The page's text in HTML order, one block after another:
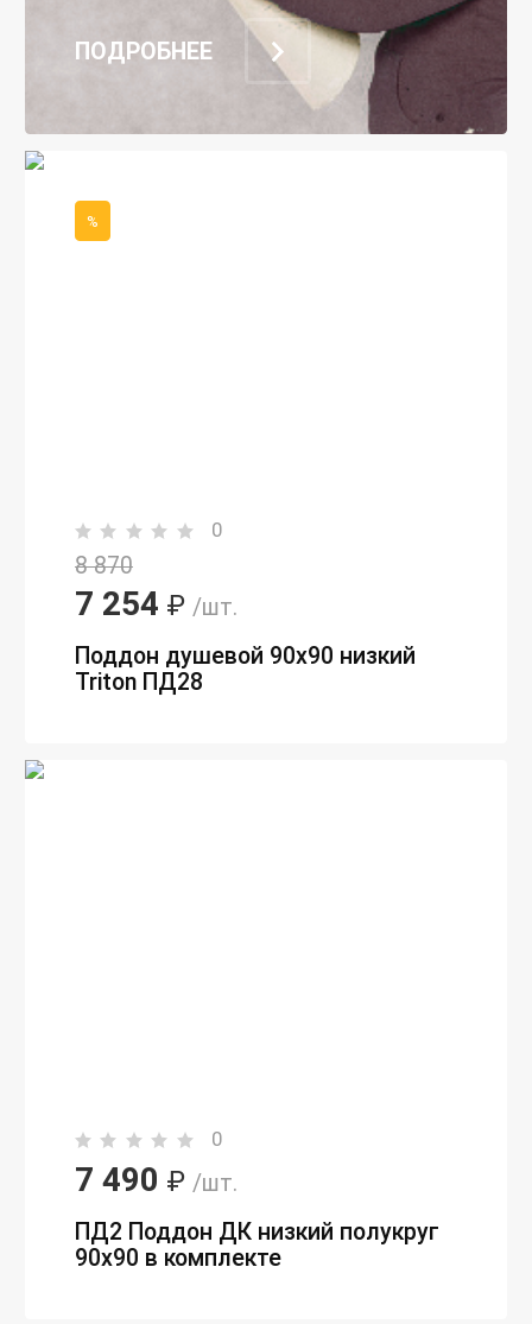
%
0
8 870
7 254 ₽ /шт.
Поддон душевой 90х90 низкий
Triton ПД28
0
7 490 ₽ /шт.
ПД2 Поддон ДК низкий полукруг
90х90 в комплекте
ПОДРОБНЕЕ